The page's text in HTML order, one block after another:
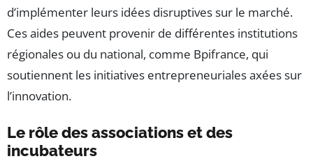
d’implémenter leurs idées disruptives sur le marché.
Ces aides peuvent provenir de différentes institutions
régionales ou du national, comme Bpifrance, qui
soutiennent les initiatives entrepreneuriales axées sur
l’innovation.
Le rôle des associations et des
incubateurs